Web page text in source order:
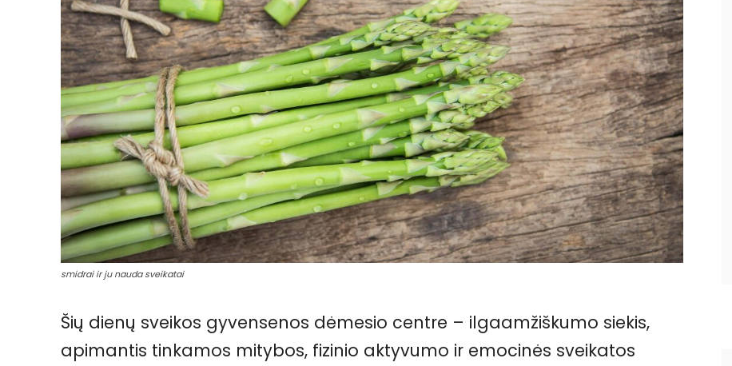
smidrai ir ju nauda sveikatai
Šių dienų sveikos gyvensenos dėmesio centre – ilgaamžiškumo siekis,
apimantis tinkamos mitybos, fizinio aktyvumo ir emocinės sveikatos